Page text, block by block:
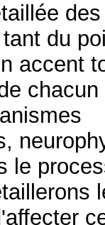
du
accent
le